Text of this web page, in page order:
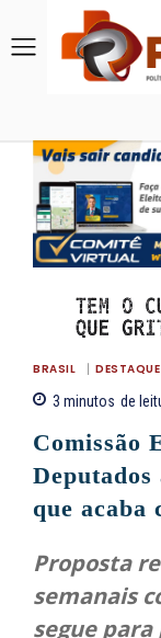
BRASIL
3 minutos de
Comissão
que acaba
Proposta
semanais
segue